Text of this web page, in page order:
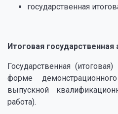
государственная
Итоговая государственная
Государственная
форме
выпускной
работа).